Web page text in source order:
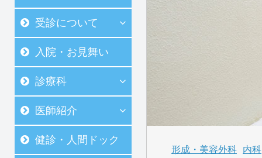
受診について
入院・お見舞い
診療科
医師紹介
健診・人間ドック
形成・美容外科 内科